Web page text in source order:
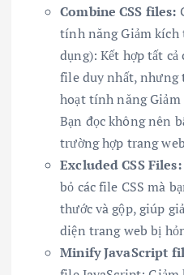
Combine CSS files:
tính năng Giảm kích
dụng): Kết hợp tất
file duy nhất, nhưng
hoạt tính năng Giảm
Bạn đọc không nên
trường hợp trang
Excluded CSS Files:
bỏ các file CSS mà
thước và gộp, giúp
diện trang web bị
Minify JavaScript